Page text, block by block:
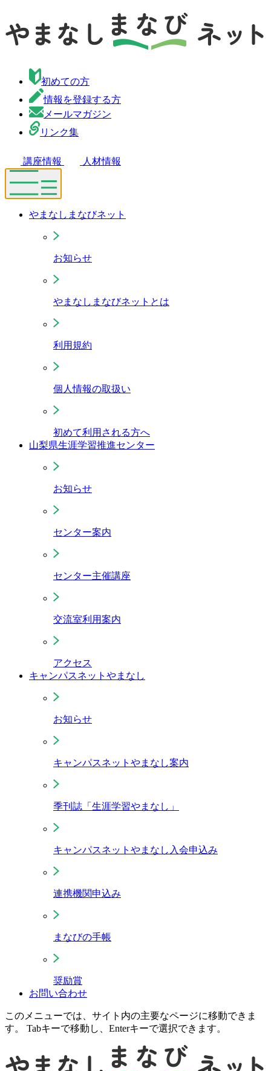
初めての方
情報を登録する方
メールマガジン
リンク集
講座情報 人材情報
やまなしまなびネット
お知らせ
やまなしまなびネットとは
利用規約
個人情報の取扱い
初めて利用される方へ
山梨県生涯学習推進センター
お知らせ
センター案内
センター主催講座
交流室利用案内
アクセス
キャンパスネットやまなし
お知らせ
キャンパスネットやまなし案内
季刊誌「生涯学習やまなし」
キャンパスネットやまなし入会申込み
連携機関申込み
まなびの手帳
奨励賞
お問い合わせ
このメニューでは、サイト内の主要なページに移動できま
す。 Tabキーで移動し、Enterキーで選択できます。